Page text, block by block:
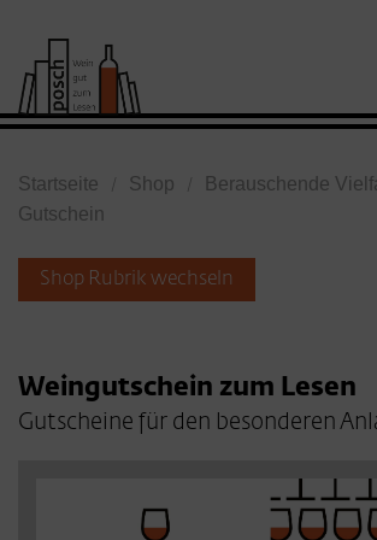
Startseite Shop
Berauschende
Gutschein
Shop Rubrik wechseln
Weingutschein zum Lesen
Gutscheine für den besonderen